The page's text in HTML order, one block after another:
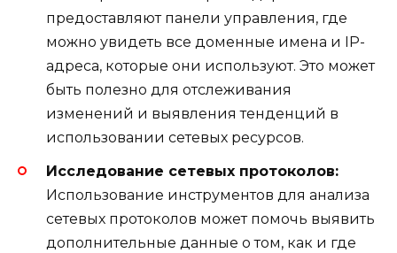
предоставляют панели управления, где
можно увидеть все доменные имена и IP-
адреса, которые они используют. Это может
быть полезно для отслеживания
изменений и выявления тенденций в
использовании сетевых ресурсов.
Исследование сетевых протоколов:
Использование инструментов для анализа
сетевых протоколов может помочь выявить
дополнительные данные о том, как и где